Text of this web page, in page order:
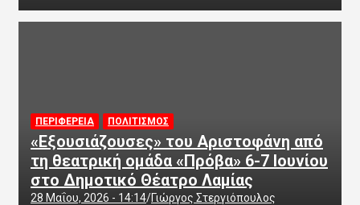
ΠΕΡΙΦΕΡΕΙΑ ΠΟΛΙΤΙΣΜΟΣ
«Εξουσιάζουσες» του Αριστοφάνη από
τη θεατρική ομάδα «Πρόβα» 6-7 Ιουνίου
στο Δημοτικό Θέατρο Λαμίας
28 Μαΐου, 2026 - 14:14 Γιώργος Στεργιόπουλος